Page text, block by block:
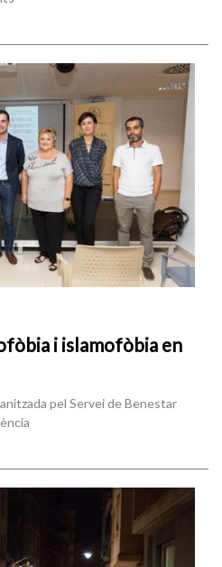
i islamofòbia en
pel Servei de Benestar